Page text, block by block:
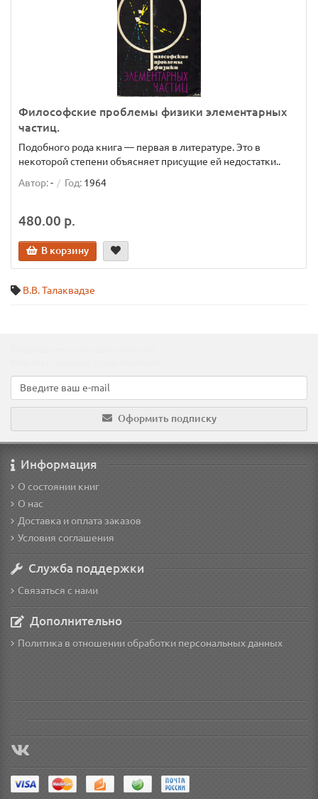
Философские проблемы физики элементарных
частиц.
Подобного рода книга — первая в литературе. Это в
некоторой степени объясняет присущие ей недостатки..
Автор:- Год: 1964
480.00 р.
В корзину
В.В. Талаквадзе
Оформить подписку
Информация
О состоянии книг
О нас
Доставка и оплата заказов
Условия соглашения
Служба поддержки
Связаться с нами
Дополнительно
Политика в отношении обработки персональных данных